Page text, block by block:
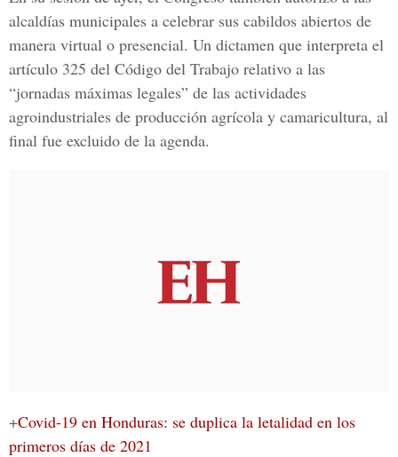
alcaldías municipales a celebrar sus cabildos abiertos de
manera virtual o presencial. Un dictamen que interpreta el
artículo 325 del Código del Trabajo relativo a las
“jornadas máximas legales” de las actividades
agroindustriales de producción agrícola y camaricultura, al
final fue excluido de la agenda.
+Covid-19 en Honduras: se duplica la letalidad en los
primeros días de 2021